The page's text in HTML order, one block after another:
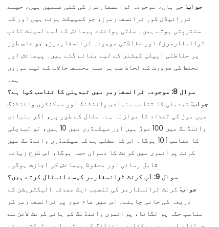
جواب: جی ہاں، موجودہ ٹرانسفارمرز کی کئی قسمیں ہیں، جیسے
ٹورائیڈل کور ٹرانسفارمرز، جو کمپیکٹ ہوتے ہیں اور کم
سنترپتی ہوتے ہیں۔ ملٹی پوائنٹ پیمائش کے لیے اسپلٹ ٹائپ
ٹرانسفارمرز؛ اور حفاظتی موجودہ ٹرانسفارمرز، جو خاص طور
پر حفاظتی ایپلی کیشنز کے لیے بنائے گئے ہیں۔ پیمائش اور
تحفظ کی ضرورت کے لحاظ سے ہر قسم مختلف حالات کے لیے موزوں
ہے۔
سوال 8: موجودہ ٹرانسفارمر میں تبدیلی کا تناسب کیا ہے؟
جواب: تبدیلی کا تناسب بنیادی وائنڈنگ اور سیکنڈری وائنڈنگ
میں موڑ کی تعداد کا موازنہ ہے۔ مثال کے طور پر، اگر بنیادی
وائنڈنگ میں 100 موڑ ہیں اور سیکنڈری میں 10 ہیں، تو تبدیلی
کا تناسب 10:1 ہوگا۔ اس کا مطلب ہے کہ سیکنڈری وائنڈنگ میں
کرنٹ پرائمری میں کرنٹ کا دسواں حصہ ہوگا، اس طرح زیادہ
قابل رسائی اور محفوظ پیمائش کی اجازت ہوگی۔
سوال 9: آپ کرنٹ ٹرانسفارمر کیسے انسٹال کرتے ہیں؟
جواب: کرنٹ ٹرانسفارمر کی تنصیب ایک مصدقہ الیکٹریشن کے
ذریعہ کی جانی چاہئے۔ اس میں عام طور پر ٹرانسفارمر کو
مناسب جگہ پر لگانا، پرائمری وائنڈنگ کو ہائی کرنٹ لائن سے